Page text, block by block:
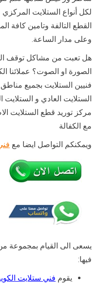
لكل أنواع الستلايت
القطع التالفة وتامين كافة
وعلى مدار الساعة.
هل تعبت من مشاكل توقف
الصورة او الصوت؟ عملائنا
فنيين الستلايت بجميع
الستلايت العادي و
مع الكفالة
ويمكنكم التواصل ايضا مع
يسعى الى القيام بمجموعة
فيها:
يقوم فني ستلايت